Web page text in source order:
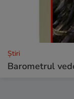
Ştiri
Barometrul